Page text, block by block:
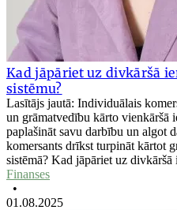
Kad jāpāriet uz divkāršā
sistēmu?
Lasītājs jautā: Individuālais
un grāmatvedību kārto vienkāršā
paplašināt savu darbību un algot
komersants drīkst turpināt kārtot
sistēmā? Kad jāpāriet uz divkāršā
Finanses
•
01.08.2025